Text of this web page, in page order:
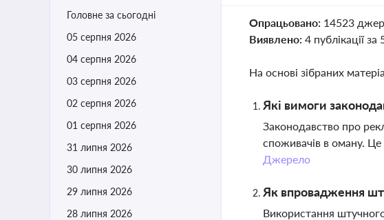
Головне за сьогодні
05 серпня 2026
04 серпня 2026
03 серпня 2026
02 серпня 2026
01 серпня 2026
31 липня 2026
30 липня 2026
29 липня 2026
28 липня 2026
Опрацьовано: 14523
Виявлено: 4 публікації за
На основі зібраних
Які вимоги
Законодавство про
споживачів в оману. Це
Джерело
Як впровадження
Використання